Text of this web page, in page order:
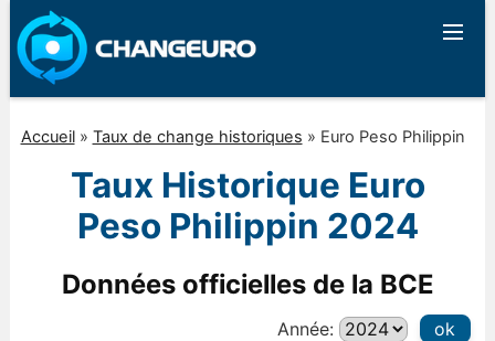
Accueil» Taux de change historiques » Euro Peso Philippin
Taux Historique Euro
Peso Philippin 2024
Données officielles de la BCE
Année: ok